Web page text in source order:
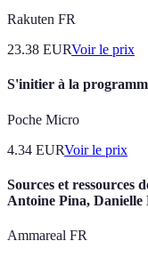
Rakuten FR
23.38 EURVoir le prix
S'initier à la
Poche Micro
4.34 EURVoir le prix
Sources et ressources
Antoine Pina, Danielle
Ammareal FR